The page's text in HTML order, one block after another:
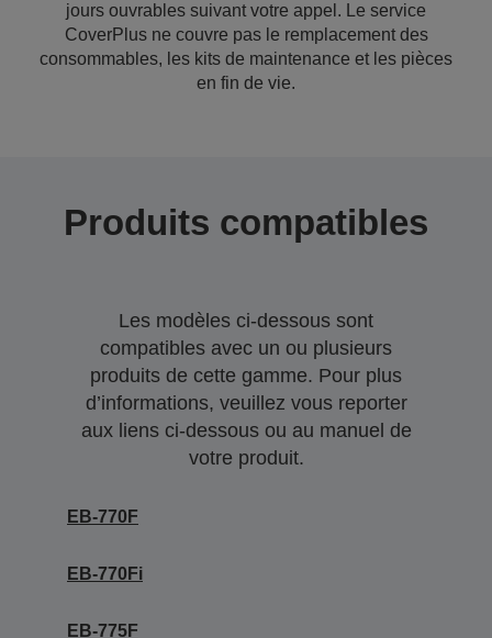
jours ouvrables suivant votre appel. Le service
CoverPlus ne couvre pas le remplacement des
consommables, les kits de maintenance et les pièces
en fin de vie.
Produits compatibles
Les modèles ci-dessous sont
compatibles avec un ou plusieurs
produits de cette gamme. Pour plus
d’informations, veuillez vous reporter
aux liens ci-dessous ou au manuel de
votre produit.
EB-770F
EB-770Fi
EB-775F